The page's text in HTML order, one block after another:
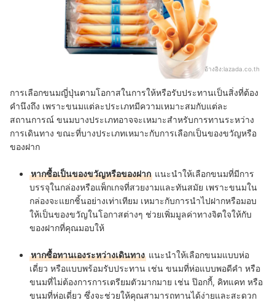
อ้างอิง:lazada.co.th
การเลือกขนมญี่ปุ่นตามโอกาสในการให้หรือรับประทานเป็นสิ่งที่ต้อง
คำนึงถึง เพราะขนมแต่ละประเภทมีความเหมาะสมกับแต่ละ
สถานการณ์ ขนมบางประเภทอาจจะเหมาะสำหรับการทานระหว่าง
การเดินทาง ขณะที่บางประเภทเหมาะกับการเลือกเป็นของขวัญหรือ
ของฝาก
หากซื้อเป็นของขวัญหรือของฝาก แนะนำให้เลือกขนมที่มีการ
บรรจุในกล่องหรือแพ็กเกจที่สวยงามและทันสมัย เพราะขนมใน
กล่องจะแยกชิ้นอย่างเท่าเทียม เหมาะกับการนำไปฝากหรือมอบ
ให้เป็นของขวัญในโอกาสต่างๆ ช่วยเพิ่มมูลค่าทางจิตใจให้กับ
ของฝากที่คุณมอบให้
หากซื้อทานเองระหว่างเดินทาง แนะนำให้เลือกขนมแบบห่อ
เดี่ยว หรือแบบพร้อมรับประทาน เช่น ขนมที่ห่อแบบพอดีคำ หรือ
ขนมที่ไม่ต้องการการเตรียมตัวมากมาย เช่น ป๊อกกี้, คิทแคท หรือ
ขนมที่ห่อเดี่ยว ซึ่งจะช่วยให้คุณสามารถทานได้ง่ายและสะดวก